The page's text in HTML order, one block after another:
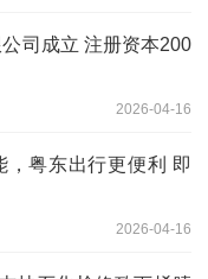
司成立 注册资本200
2026-04-16
，粤东出行更便利 即
2026-04-16